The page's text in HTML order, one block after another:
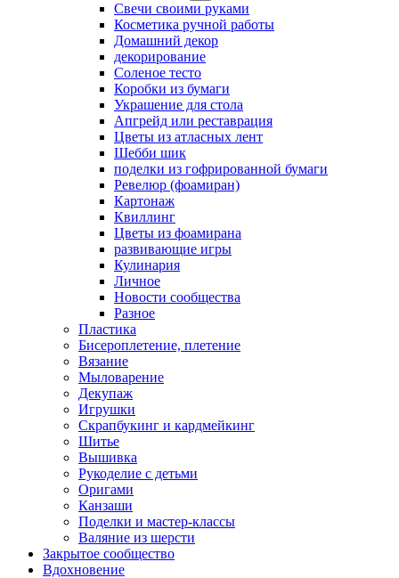
Свечи своими руками
Косметика ручной работы
Домашний декор
декорирование
Соленое тесто
Коробки из бумаги
Украшение для стола
Апгрейд или реставрация
Цветы из атласных лент
Шебби шик
поделки из гофрированной бумаги
Ревелюр (фоамиран)
Картонаж
Квиллинг
Цветы из фоамирана
развивающие игры
Кулинария
Личное
Новости сообщества
Разное
Пластика
Бисероплетение, плетение
Вязание
Мыловарение
Декупаж
Игрушки
Скрапбукинг и кардмейкинг
Шитье
Вышивка
Рукоделие с детьми
Оригами
Канзаши
Поделки и мастер-классы
Валяние из шерсти
Закрытое сообщество
Вдохновение